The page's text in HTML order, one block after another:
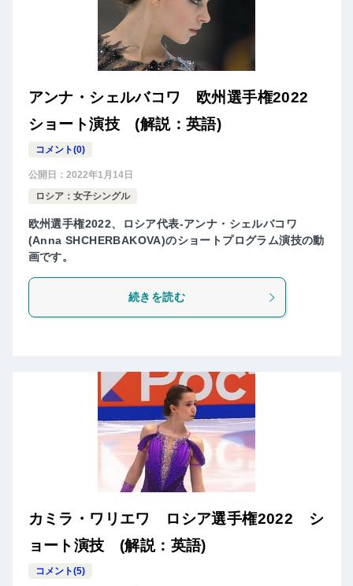
アンナ・シェルバコワ 欧州選手権2022
ショート演技 (解説：英語)
コメント(0)
公開日： 2022年1月14日
ロシア：女子シングル
欧州選手権2022、ロシア代表-アンナ・シェルバコワ
(Anna SHCHERBAKOVA)のショートプログラム演技の動
画です。
続きを読む
カミラ・ワリエワ ロシア選手権2022 シ
ョート演技 (解説：英語)
コメント(5)